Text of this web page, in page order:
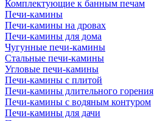
Комплектующие к банным печам
Печи-камины
Печи-камины на дровах
Печи-камины для дома
Чугунные печи-камины
Стальные печи-камины
Угловые печи-камины
Печи-камины с плитой
Печи-камины длительного горения
Печи-камины с водяным контуром
Печи-камины для дачи